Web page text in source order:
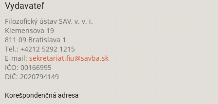
Vydavateľ
Filozofický ústav SAV, v. v. i.
Klemensova 19
811 09 Bratislava 1
Tel.: +4212 5292 1215
E-mail: sekretariat.fiu@savba.sk
IČO: 00166995
DIČ: 2020794149
Korešpondenčná adresa